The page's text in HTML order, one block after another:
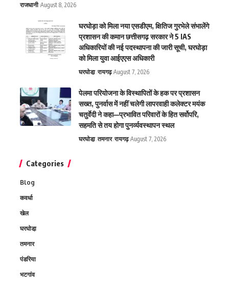
राजधानी August 8, 2026
घरघोड़ा को मिला नया एसडीएम, क्षितिज गुरभेले संभालेंगे
प्रशासन की कमान छत्तीसगढ़ सरकार ने 5 IAS
अधिकारियों की नई पदस्थापना की जारी सूची, घरघोड़ा
को मिला युवा आईएएस अधिकारी
घरघोडा़ रायगढ़ August 7, 2026
पेलमा परियोजना के विस्थापितों के हक पर प्रशासन
सख्त, पुनर्वास में नहीं चलेगी लापरवाही कलेक्टर मयंक
चतुर्वेदी ने कहा—प्रभावित परिवारों के हित सर्वोपरि,
सहमति से तय होगा पुनर्व्यवस्थापन स्थल
घरघोडा़ तमनार रायगढ़ August 7, 2026
Categories
Blog
कवर्धा
खेल
घरघोडा़
तमनार
पंडरिया
भटगांव